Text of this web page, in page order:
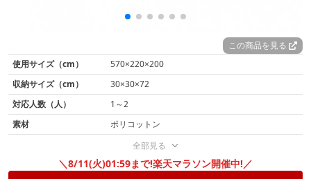
この商品を見る
使用サイズ（cm）
570×220×200
収納サイズ（cm）
30×30×72
対応人数（人）
1～2
素材
ポリコットン
全部見る
＼8/11(火)01:59まで!楽天マラソン開催中!／